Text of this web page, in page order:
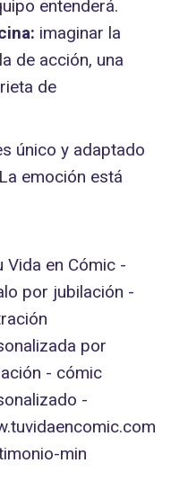
entenderá.
imaginar la
de acción, una
de
único y adaptado
emoción está